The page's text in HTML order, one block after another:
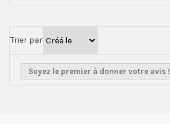
Trier par
Soyez le premier à donner votre avis !